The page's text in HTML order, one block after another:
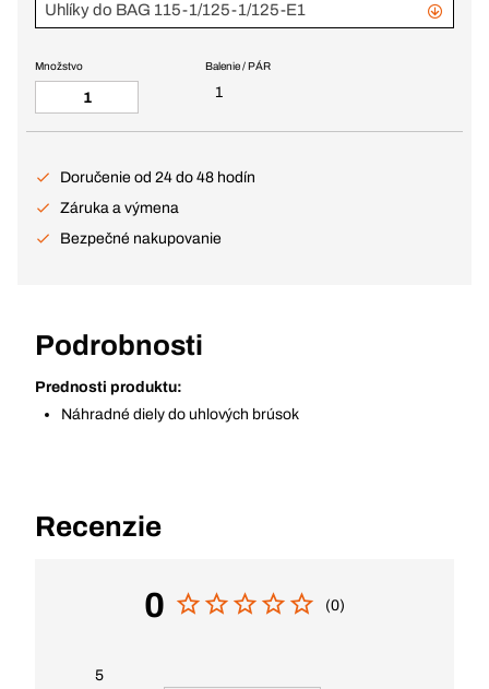
Uhlíky do BAG 115-1/125-1/125-E1
Balenie / PÁR
1
Množstvo
Doručenie od 24 do 48 hodín
Záruka a výmena
Bezpečné nakupovanie
Podrobnosti
Prednosti produktu:
Náhradné diely do uhlových brúsok
Recenzie
0 (0)
5